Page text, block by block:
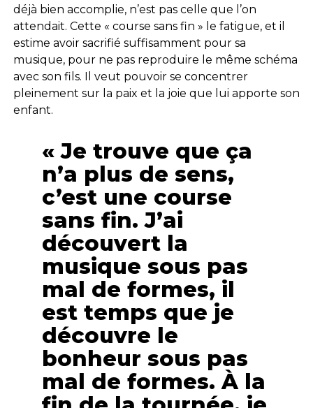
déjà bien accomplie, n’est pas celle que l’on
attendait. Cette « course sans fin » le fatigue, et il
estime avoir sacrifié suffisamment pour sa
musique, pour ne pas reproduire le même schéma
avec son fils. Il veut pouvoir se concentrer
pleinement sur la paix et la joie que lui apporte son
enfant.
« Je trouve que ça
n’a plus de sens,
c’est une course
sans fin. J’ai
découvert la
musique sous pas
mal de formes, il
est temps que je
découvre le
bonheur sous pas
mal de formes. À la